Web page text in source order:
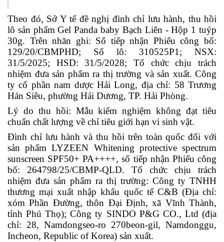
Theo đó, Sở Y tế đề nghị đình chỉ lưu hành, thu hồi
lô sản phẩm Gel Panda baby Bạch Liên - Hộp 1 tuýp
30g. Trên nhãn ghi: Số tiếp nhận Phiếu công bố:
129/20/CBMPHD; Số lô: 310525P1; NSX:
31/5/2025; HSD: 31/5/2028; Tổ chức chịu trách
nhiệm đưa sản phẩm ra thị trường và sản xuất. Công
ty cổ phần nam dược Hải Long, địa chỉ: 58 Trương
Hán Siêu, phường Hải Dương, TP. Hải Phòng.
Lý do thu hồi: Mẫu kiểm nghiệm không đạt tiêu
chuẩn chất lượng về chỉ tiêu giới hạn vi sinh vật.
Đình chỉ lưu hành và thu hồi trên toàn quốc đối với
sản phẩm LYZEEN Whitening protective spectrum
sunscreen SPF50+ PA++++, số tiếp nhận Phiếu công
bố: 264798/25/CBMP-QLD. Tổ chức chịu trách
nhiệm đưa sản phẩm ra thị trường: Công ty TNHH
thương mại xuất nhập khẩu quốc tế C&B (Địa chỉ:
xóm Phần Đường, thôn Đại Định, xã Vĩnh Thành,
tỉnh Phú Thọ); Công ty SINDO P&G CO., Ltd (địa
chỉ: 28, Namdongseo-ro 270beon-gil, Namdonggu,
Incheon, Republic of Korea) sản xuất.